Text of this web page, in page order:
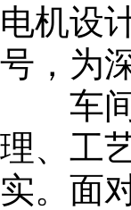
电机设
号，为
车间
理、工
实。面